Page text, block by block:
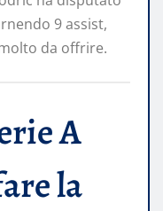
9 assist,
da offrire.
A
la